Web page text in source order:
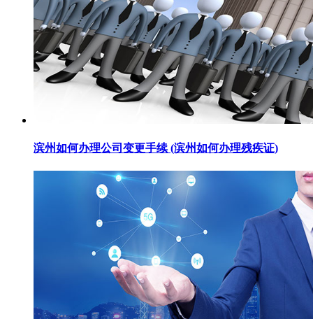
滨州如何办理公司变更手续 (滨州如何办理残疾证)